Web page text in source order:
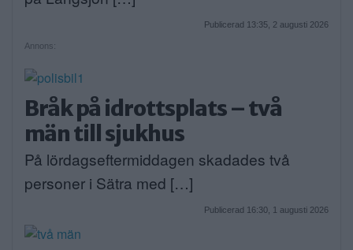
Publicerad 13:35, 2 augusti 2026
Annons:
Bråk på idrottsplats – två
män till sjukhus
På lördagseftermiddagen skadades två
personer i Sätra med […]
Publicerad 16:30, 1 augusti 2026